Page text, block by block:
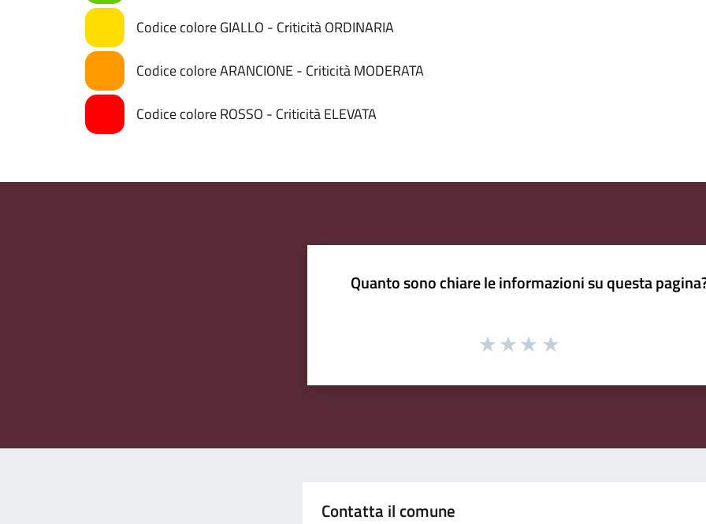
Codice colore GIALLO - Criticità ORDINARIA
Codice colore ARANCIONE - Criticità MODERATA
Codice colore ROSSO - Criticità ELEVATA
Quanto sono chiare le informazioni su questa
Contatta il comune